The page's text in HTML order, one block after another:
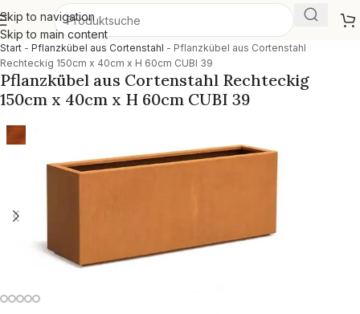
Skip to navigation
Skip to main content
Start - Pflanzkübel aus Cortenstahl - Pflanzkübel aus Cortenstahl
Rechteckig 150cm x 40cm x H 60cm CUBI 39
Pflanzkübel aus Cortenstahl Rechteckig
150cm x 40cm x H 60cm CUBI 39